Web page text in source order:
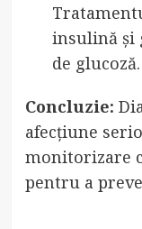
insulină și
de glucoză.
Concluzie:
afecțiune
monitorizare
pentru a